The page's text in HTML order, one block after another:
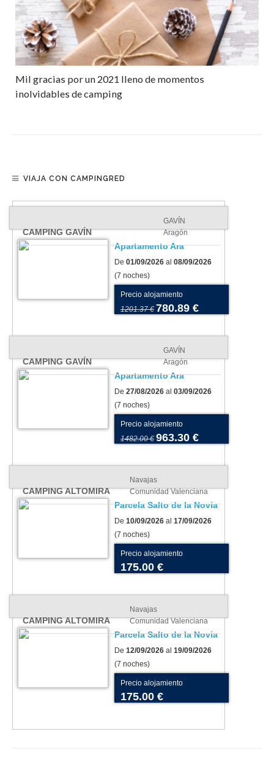
Mil gracias por un 2021 lleno de momentos
inolvidables de camping
VIAJA CON CAMPINGRED
CAMPING GAVÍN
GAVÍN
Aragón
Apartamento Ara
De 01/09/2026 al 08/09/2026
(7 noches)
Precio alojamiento
1201.37 € 780.89 €
CAMPING GAVÍN
GAVÍN
Aragón
Apartamento Ara
De 27/08/2026 al 03/09/2026
(7 noches)
Precio alojamiento
1482.00 € 963.30 €
CAMPING ALTOMIRA
Navajas
Comunidad Valenciana
Parcela Salto de la Novia
De 10/09/2026 al 17/09/2026
(7 noches)
Precio alojamiento
175.00 €
CAMPING ALTOMIRA
Navajas
Comunidad Valenciana
Parcela Salto de la Novia
De 12/09/2026 al 19/09/2026
(7 noches)
Precio alojamiento
175.00 €